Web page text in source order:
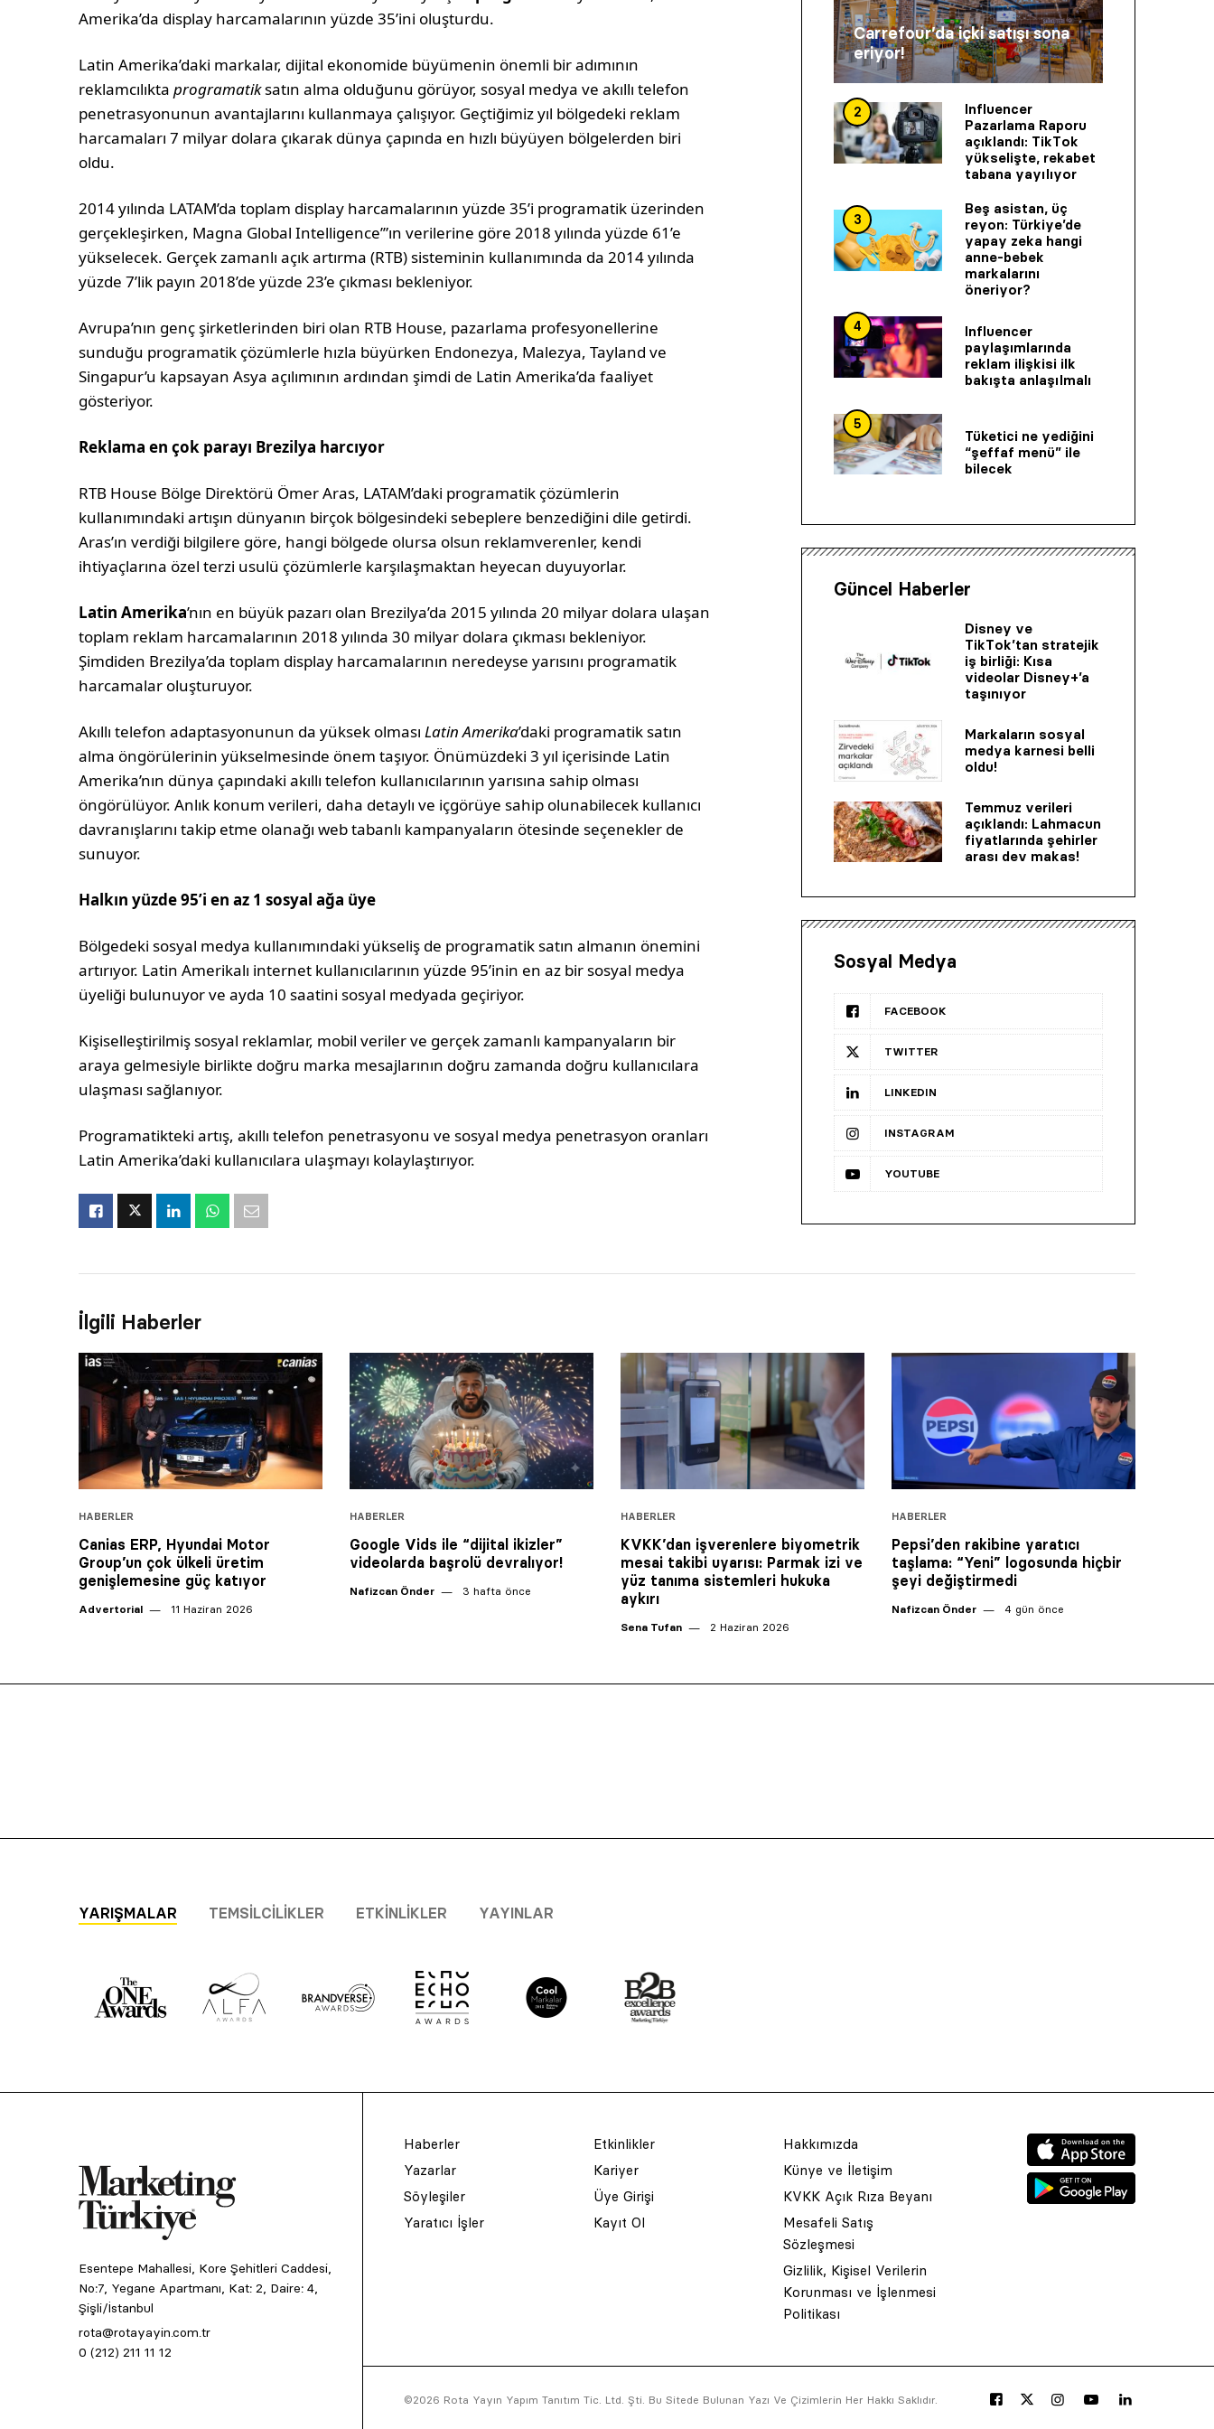
Amerika’da display harcamalarının yüzde 35’ini oluşturdu.
Latin Amerika’daki markalar, dijital ekonomide büyümenin önemli bir adımının
reklamcılıktaprogramatiksatın alma olduğunu görüyor, sosyal medya ve akıllı telefon
penetrasyonunun avantajlarını kullanmaya çalışıyor. Geçtiğimiz yıl bölgedeki reklam
harcamaları 7 milyar dolara çıkarak dünya çapında en hızlı büyüyen bölgelerden biri
oldu.
2014 yılında LATAM’da toplam display harcamalarının yüzde 35’i programatik üzerinden
gerçekleşirken, Magna Global Intelligence’”ın verilerine göre 2018 yılında yüzde 61’e
yükselecek. Gerçek zamanlı açık artırma (RTB) sisteminin kullanımında da 2014 yılında
yüzde 7’lik payın 2018’de yüzde 23’e çıkması bekleniyor.
Avrupa’nın genç şirketlerinden biri olan RTB House, pazarlama profesyonellerine
sunduğu programatik çözümlerle hızla büyürken Endonezya, Malezya, Tayland ve
Singapur’u kapsayan Asya açılımının ardından şimdi de Latin Amerika’da faaliyet
gösteriyor.
Reklama en çok parayı Brezilya harcıyor
RTB House Bölge Direktörü Ömer Aras, LATAM’daki programatik çözümlerin
kullanımındaki artışın dünyanın birçok bölgesindeki sebeplere benzediğini dile getirdi.
Aras’ın verdiği bilgilere göre, hangi bölgede olursa olsun reklamverenler, kendi
ihtiyaçlarına özel terzi usulü çözümlerle karşılaşmaktan heyecan duyuyorlar.
Latin Amerika’nın en büyük pazarı olan Brezilya’da 2015 yılında 20 milyar dolara ulaşan
toplam reklam harcamalarının 2018 yılında 30 milyar dolara çıkması bekleniyor.
Şimdiden Brezilya’da toplam display harcamalarının neredeyse yarısını programatik
harcamalar oluşturuyor.
Akıllı telefon adaptasyonunun da yüksek olması Latin Amerika’daki programatik satın
alma öngörülerinin yükselmesinde önem taşıyor. Önümüzdeki 3 yıl içerisinde Latin
Amerika’nın dünya çapındaki akıllı telefon kullanıcılarının yarısına sahip olması
öngörülüyor. Anlık konum verileri, daha detaylı ve içgörüye sahip olunabilecek kullanıcı
davranışlarını takip etme olanağı web tabanlı kampanyaların ötesinde seçenekler de
sunuyor.
Halkın yüzde 95’i en az 1 sosyal ağa üye
Bölgedeki sosyal medya kullanımındaki yükseliş de programatik satın almanın önemini
artırıyor. Latin Amerikalı internet kullanıcılarının yüzde 95’inin en az bir sosyal medya
üyeliği bulunuyor ve ayda 10 saatini sosyal medyada geçiriyor.
Kişiselleştirilmiş sosyal reklamlar, mobil veriler ve gerçek zamanlı kampanyaların bir
araya gelmesiyle birlikte doğru marka mesajlarının doğru zamanda doğru kullanıcılara
ulaşması sağlanıyor.
Programatikteki artış, akıllı telefon penetrasyonu ve sosyal medya penetrasyon oranları
Latin Amerika’daki kullanıcılara ulaşmayı kolaylaştırıyor.
Carrefour’da içki satışı sona
eriyor!
2
Influencer
Pazarlama Raporu
açıklandı: TikTok
yükselişte, rekabet
tabana yayılıyor
3
Beş asistan, üç
reyon: Türkiye’de
yapay zeka hangi
anne-bebek
markalarını
öneriyor?
4
Influencer
paylaşımlarında
reklam ilişkisi ilk
bakışta anlaşılmalı
5
Tüketici ne yediğini
“şeffaf menü” ile
bilecek
Güncel Haberler
Disney ve
TikTok’tan stratejik
iş birliği: Kısa
videolar Disney+’a
taşınıyor
Markaların sosyal
medya karnesi belli
oldu!
Temmuz verileri
açıklandı: Lahmacun
fiyatlarında şehirler
arası dev makas!
Sosyal Medya
FACEBOOK
TWITTER
LINKEDIN
INSTAGRAM
YOUTUBE
İlgili Haberler
HABERLER
Canias ERP, Hyundai Motor
Group’un çok ülkeli üretim
genişlemesine güç katıyor
Advertorial 11 Haziran 2026
HABERLER
Google Vids ile “dijital ikizler”
videolarda başrolü devralıyor!
Nafizcan Önder 3 hafta önce
HABERLER
KVKK’dan işverenlere biyometrik
mesai takibi uyarısı: Parmak izi ve
yüz tanıma sistemleri hukuka
aykırı
Sena Tufan 2 Haziran 2026
HABERLER
Pepsi’den rakibine yaratıcı
taşlama: “Yeni” logosunda hiçbir
şeyi değiştirmedi
Nafizcan Önder 4 gün önce
YARIŞMALAR TEMSILCILIKLER ETKINLIKLER YAYINLAR
Esentepe Mahallesi, Kore Şehitleri Caddesi,
No:7, Yegane Apartmanı, Kat: 2, Daire: 4,
Şişli/İstanbul
rota@rotayayin.com.tr
0 (212) 211 11 12
Haberler
Yazarlar
Söyleşiler
Yaratıcı İşler
Etkinlikler
Kariyer
Üye Girişi
Kayıt Ol
Hakkımızda
Künye ve İletişim
KVKK Açık Rıza Beyanı
Mesafeli Satış
Sözleşmesi
Gizlilik, Kişisel Verilerin
Korunması ve İşlenmesi
Politikası
©2026 Rota Yayın Yapım Tanıtım Tic. Ltd. Şti. Bu Sitede Bulunan Yazı Ve Çizimlerin Her Hakkı Saklıdır.